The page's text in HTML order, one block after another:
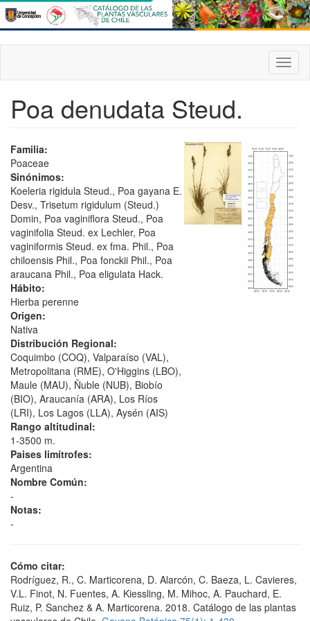
Pasar
al
contenido
principal
Poa denudata Steud.
Familia:
Poaceae
Sinónimos:
Koeleria rigidula Steud., Poa gayana E.
Desv., Trisetum rigidulum (Steud.)
Domin, Poa vaginiflora Steud., Poa
vaginifolia Steud. ex Lechler, Poa
vaginiformis Steud. ex fma. Phil., Poa
chiloensis Phil., Poa fonckii Phil., Poa
araucana Phil., Poa eligulata Hack.
Hábito:
Hierba perenne
Origen:
Nativa
Distribución Regional:
Coquimbo (COQ), Valparaíso (VAL),
Metropolitana (RME), O'Higgins (LBO),
Maule (MAU), Ñuble (NUB), Biobío
(BIO), Araucanía (ARA), Los Ríos
(LRI), Los Lagos (LLA), Aysén (AIS)
Rango altitudinal:
1-3500 m.
Paises limítrofes:
Argentina
Nombre Común:
-
Notas:
-
Cómo citar:
Rodríguez, R., C. Marticorena, D. Alarcón, C. Baeza, L. Cavieres,
V.L. Finot, N. Fuentes, A. Kiessling, M. Mihoc, A. Pauchard, E.
Ruiz, P. Sanchez & A. Marticorena. 2018. Catálogo de las plantas